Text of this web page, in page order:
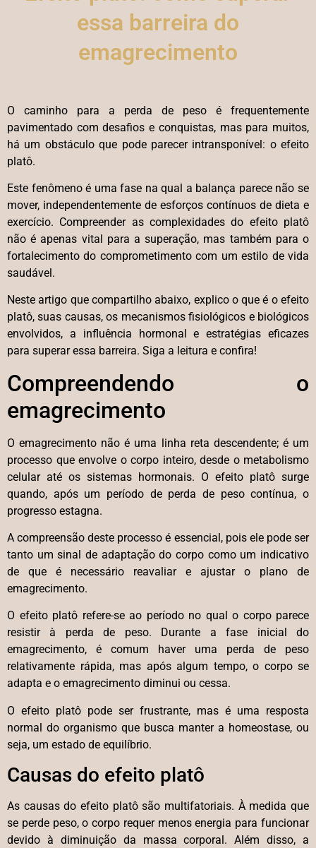
essa barreira do
emagrecimento
O caminho para a perda de peso é frequentemente
pavimentado com desafios e conquistas, mas para muitos,
há um obstáculo que pode parecer intransponível: o efeito
platô.
Este fenômeno é uma fase na qual a balança parece não se
mover, independentemente de esforços contínuos de dieta e
exercício. Compreender as complexidades do efeito platô
não é apenas vital para a superação, mas também para o
fortalecimento do comprometimento com um estilo de vida
saudável.
Neste artigo que compartilho abaixo, explico o que é o efeito
platô, suas causas, os mecanismos fisiológicos e biológicos
envolvidos, a influência hormonal e estratégias eficazes
para superar essa barreira. Siga a leitura e confira!
Compreendendo o
emagrecimento
O emagrecimento não é uma linha reta descendente; é um
processo que envolve o corpo inteiro, desde o metabolismo
celular até os sistemas hormonais. O efeito platô surge
quando, após um período de perda de peso contínua, o
progresso estagna.
A compreensão deste processo é essencial, pois ele pode ser
tanto um sinal de adaptação do corpo como um indicativo
de que é necessário reavaliar e ajustar o plano de
emagrecimento.
O efeito platô refere-se ao período no qual o corpo parece
resistir à perda de peso. Durante a fase inicial do
emagrecimento, é comum haver uma perda de peso
relativamente rápida, mas após algum tempo, o corpo se
adapta e o emagrecimento diminui ou cessa.
O efeito platô pode ser frustrante, mas é uma resposta
normal do organismo que busca manter a homeostase, ou
seja, um estado de equilíbrio.
Causas do efeito platô
As causas do efeito platô são multifatoriais. À medida que
se perde peso, o corpo requer menos energia para funcionar
devido à diminuição da massa corporal. Além disso, a